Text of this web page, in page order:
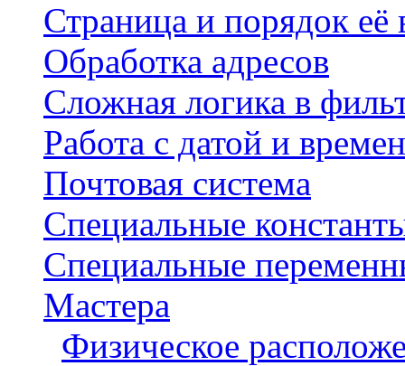
Страница и порядок её
Обработка адресов
Сложная логика в
Работа с датой и
Почтовая система
Специальные
Специальные
Мастера
Физическое